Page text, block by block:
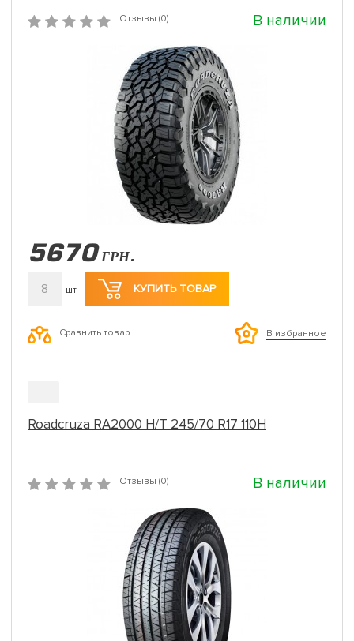
Отзывы (0) В наличии
5670 ГРН.
8 шт КУПИТЬ ТОВАР
Сравнить товар В избранное
Roadcruza RA2000 H/T 245/70 R17 110H
Отзывы (0) В наличии